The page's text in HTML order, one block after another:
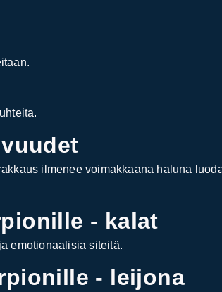
ilmenee voimakkaana haluna
- kalat
emotionaalisia siteitä.
- leijona